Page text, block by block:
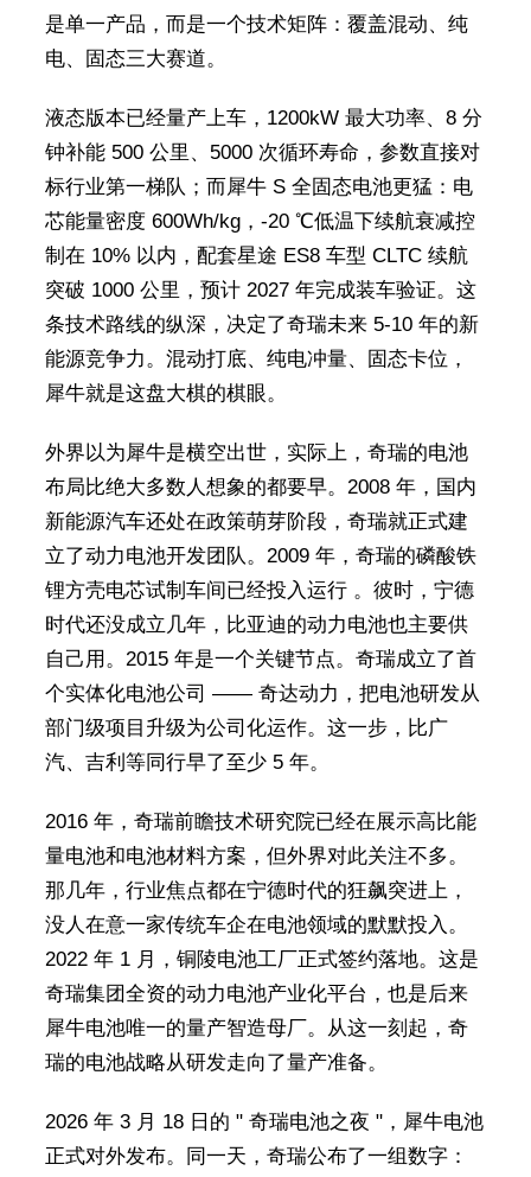
是单一产品，而是一个技术矩阵：覆盖混动、纯
电、固态三大赛道。
液态版本已经量产上车，1200kW 最大功率、8 分
钟补能 500 公里、5000 次循环寿命，参数直接对
标行业第一梯队；而犀牛 S 全固态电池更猛：电
芯能量密度 600Wh/kg，-20 ℃低温下续航衰减控
制在 10% 以内，配套星途 ES8 车型 CLTC 续航
突破 1000 公里，预计 2027 年完成装车验证。这
条技术路线的纵深，决定了奇瑞未来 5-10 年的新
能源竞争力。混动打底、纯电冲量、固态卡位，
犀牛就是这盘大棋的棋眼。
外界以为犀牛是横空出世，实际上，奇瑞的电池
布局比绝大多数人想象的都要早。2008 年，国内
新能源汽车还处在政策萌芽阶段，奇瑞就正式建
立了动力电池开发团队。2009 年，奇瑞的磷酸铁
锂方壳电芯试制车间已经投入运行 。彼时，宁德
时代还没成立几年，比亚迪的动力电池也主要供
自己用。2015 年是一个关键节点。奇瑞成立了首
个实体化电池公司 —— 奇达动力，把电池研发从
部门级项目升级为公司化运作。这一步，比广
汽、吉利等同行早了至少 5 年。
2016 年，奇瑞前瞻技术研究院已经在展示高比能
量电池和电池材料方案，但外界对此关注不多。
那几年，行业焦点都在宁德时代的狂飙突进上，
没人在意一家传统车企在电池领域的默默投入。
2022 年 1 月，铜陵电池工厂正式签约落地。这是
奇瑞集团全资的动力电池产业化平台，也是后来
犀牛电池唯一的量产智造母厂。从这一刻起，奇
瑞的电池战略从研发走向了量产准备。
2026 年 3 月 18 日的 " 奇瑞电池之夜 "，犀牛电池
正式对外发布。同一天，奇瑞公布了一组数字：